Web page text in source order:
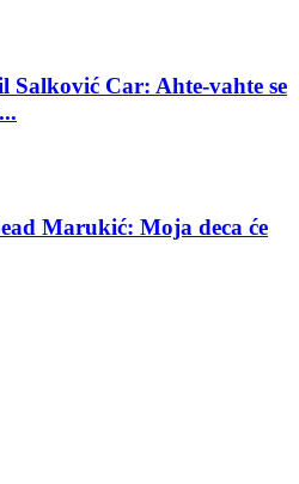
Car: Ahte-vahte se
Marukić: Moja deca će